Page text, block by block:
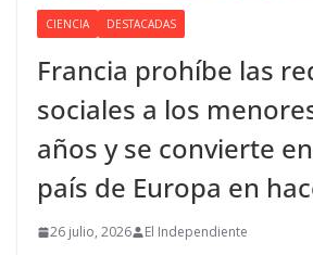
CIENCIA DESTACADAS
Francia prohíbe las
sociales a los
años y se convierte
país de Europa en
26 julio, 2026 El Independiente